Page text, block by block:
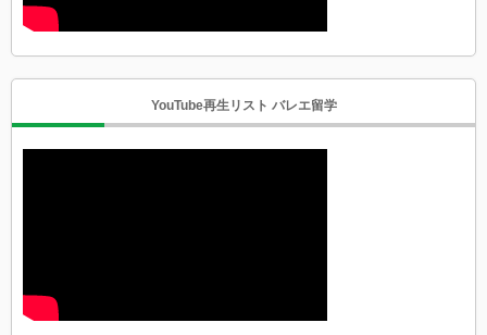
YouTube再生リスト バレエ留学